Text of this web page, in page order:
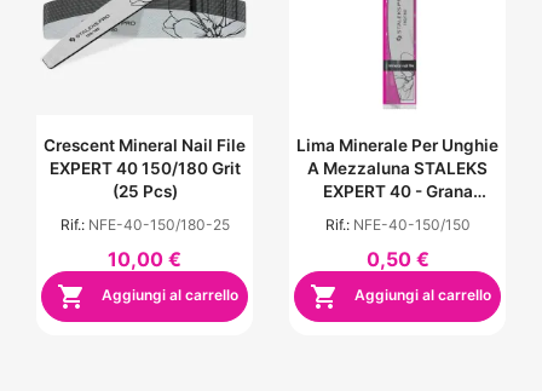
Crescent Mineral Nail File
EXPERT 40 150/180 Grit
(25 Pcs)
Rif.: NFE-40-150/180-25
10,00 €
 Aggiungi al carrello
Lima Minerale Per Unghie
A Mezzaluna STALEKS
EXPERT 40 - Grana
Rif.: NFE-40-150/150
0,50 €
 Aggiungi al carrello